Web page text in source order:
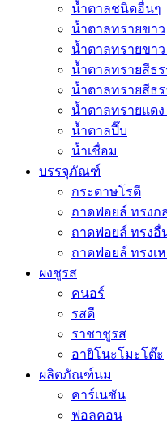
น้ำตาลชนิดอื่นๆ
น้ำตาลทรายขาว
น้ำตาลทรายขา
น้ำตาลทรายสีธ
น้ำตาลทรายสีธ
น้ำตาลทรายแดง
น้ำตาลปี๊บ
น้ำเชื่อม
บรรจุภัณฑ์
กระดาษโรตี
ถาดฟอยล์ ทรงก
ถาดฟอยล์ ทรงอื่
ถาดฟอยล์ ทรงเ
ผงชูรส
คนอร์
รสดี
ราชาชูรส
อายิโนะโมะโต๊ะ
ผลิตภัณฑ์นม
คาร์เนชัน
ฟอลคอน